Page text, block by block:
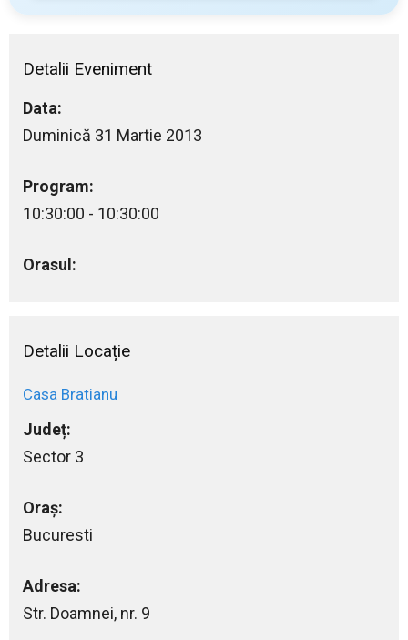
Detalii Eveniment
Data:
Duminică 31 Martie 2013
Program:
10:30:00 - 10:30:00
Orasul:
Detalii Locație
Casa Bratianu
Județ:
Sector 3
Oraș:
Bucuresti
Adresa:
Str. Doamnei, nr. 9